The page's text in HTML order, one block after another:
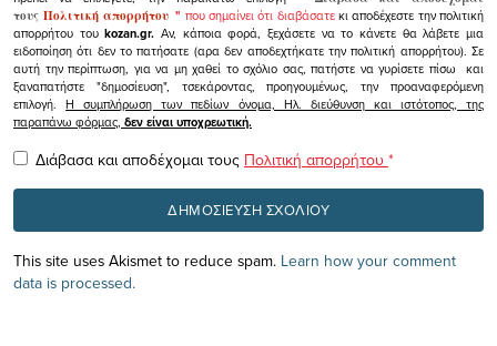
τουςΠολιτική απορρήτου" που σημαίνει ότι διαβάσατεκι αποδέχεστε την πολιτική
απορρήτου τουkozan.gr. Αν, κάποια φορά, ξεχάσετε να το κάνετε θα λάβετε μια
ειδοποίηση ότι δεν το πατήσατε (αρα δεν αποδεχτήκατε την πολιτική απορρήτου). Σε
αυτή την περίπτωση, για να μη χαθεί το σχόλιο σας, πατήστε να γυρίσετε πίσω και
ξαναπατήστε "δημοσίευση", τσεκάροντας, προηγουμένως, την προαναφερόμενη
επιλογή.Η συμπλήρωση των πεδίων όνομα, Ηλ. διεύθυνση και ιστότοπος, της
παραπάνω φόρμας, δεν είναι υποχρεωτική.
Διάβασα και αποδέχομαι τους Πολιτική απορρήτου *
This site uses Akismet to reduce spam. Learn how your comment
data is processed.